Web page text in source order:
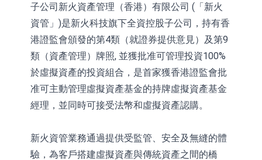
(02286.HK)漲+64.91%
100%
【異動股】焦炭Ⅲ板塊下挫，陝西黑
貓(601015.CN)跌8.38%
浙江證監局對財通證券股份有限公司
採取出具警示函措施
子公司新火資產管理（香港）有限公司 (「新火
資管」)是新火科技旗下全資控股子公司，持有香
港證監會頒發的第4類（就證券提供意見）及第9
類（資產管理）牌照, 並獲批准可管理投資100%
於虛擬資產的投資組合，是首家獲香港證監會批
准可主動管理虛擬資產基金的持牌虛擬資產基金
經理，並同時可接受法幣和虛擬資產認購。
新火資管業務通過提供受監管、安全及無縫的體
驗，為客戶搭建虛擬資產與傳統資產之間的橋